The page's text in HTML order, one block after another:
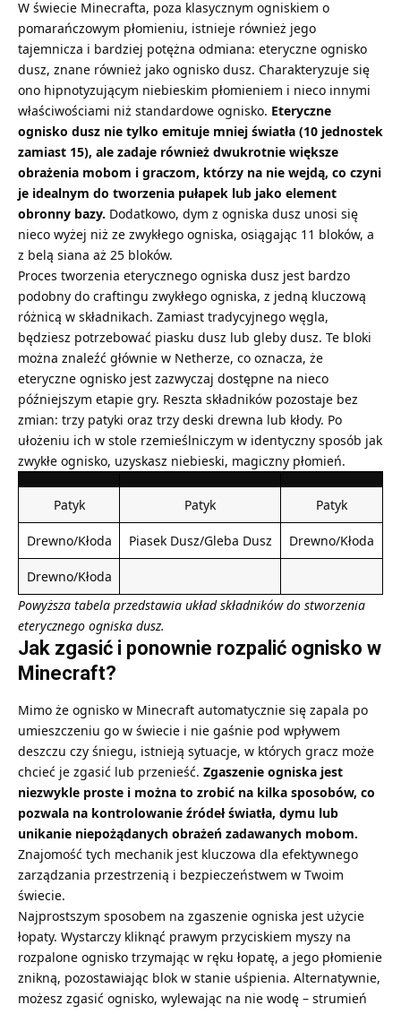
W świecie Minecrafta, poza klasycznym ogniskiem o
pomarańczowym płomieniu, istnieje również jego
tajemnicza i bardziej potężna odmiana: eteryczne ognisko
dusz, znane również jako ognisko dusz. Charakteryzuje się
ono hipnotyzującym niebieskim płomieniem i nieco innymi
właściwościami niż standardowe ognisko. Eteryczne
ognisko dusz nie tylko emituje mniej światła (10 jednostek
zamiast 15), ale zadaje również dwukrotnie większe
obrażenia mobom i graczom, którzy na nie wejdą, co czyni
je idealnym do tworzenia pułapek lub jako element
obronny bazy. Dodatkowo, dym z ogniska dusz unosi się
nieco wyżej niż ze zwykłego ogniska, osiągając 11 bloków, a
z belą siana aż 25 bloków.
Proces tworzenia eterycznego ogniska dusz jest bardzo
podobny do craftingu zwykłego ogniska, z jedną kluczową
różnicą w składnikach. Zamiast tradycyjnego węgla,
będziesz potrzebować piasku dusz lub gleby dusz. Te bloki
można znaleźć głównie w Netherze, co oznacza, że
eteryczne ognisko jest zazwyczaj dostępne na nieco
późniejszym etapie gry. Reszta składników pozostaje bez
zmian: trzy patyki oraz trzy deski drewna lub kłody. Po
ułożeniu ich w stole rzemieślniczym w identyczny sposób jak
zwykłe ognisko, uzyskasz niebieski, magiczny płomień.
Patyk Patyk Patyk
Drewno/Kłoda Piasek Dusz/Gleba Dusz Drewno/Kłoda
Drewno/Kłoda
Powyższa tabela przedstawia układ składników do stworzenia
eterycznego ogniska dusz.
Jak zgasić i ponownie rozpalić ognisko w
Minecraft?
Mimo że ognisko w Minecraft automatycznie się zapala po
umieszczeniu go w świecie i nie gaśnie pod wpływem
deszczu czy śniegu, istnieją sytuacje, w których gracz może
chcieć je zgasić lub przenieść. Zgaszenie ogniska jest
niezwykle proste i można to zrobić na kilka sposobów, co
pozwala na kontrolowanie źródeł światła, dymu lub
unikanie niepożądanych obrażeń zadawanych mobom.
Znajomość tych mechanik jest kluczowa dla efektywnego
zarządzania przestrzenią i bezpieczeństwem w Twoim
świecie.
Najprostszym sposobem na zgaszenie ogniska jest użycie
łopaty. Wystarczy kliknąć prawym przyciskiem myszy na
rozpalone ognisko trzymając w ręku łopatę, a jego płomienie
znikną, pozostawiając blok w stanie uśpienia. Alternatywnie,
możesz zgasić ognisko, wylewając na nie wodę – strumień